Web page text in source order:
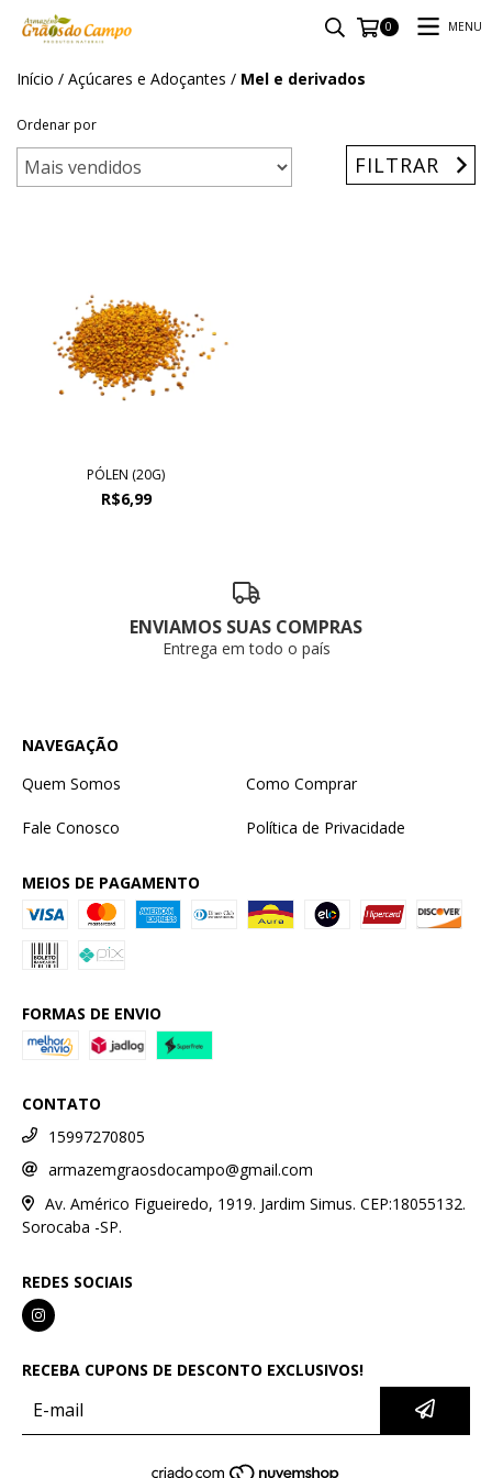
0 MENU
Início / Açúcares e Adoçantes / Mel e derivados
Ordenar por
FILTRAR
PÓLEN (20G)
R$6,99
ENVIAMOS SUAS COMPRAS
Entrega em todo o país
NAVEGAÇÃO
Quem Somos
Como Comprar
Fale Conosco Política de Privacidade
MEIOS DE PAGAMENTO
FORMAS DE ENVIO
CONTATO
15997270805
armazemgraosdocampo@gmail.com
Av. Américo Figueiredo, 1919. Jardim Simus. CEP:18055132.
Sorocaba -SP.
REDES SOCIAIS
RECEBA CUPONS DE DESCONTO EXCLUSIVOS!